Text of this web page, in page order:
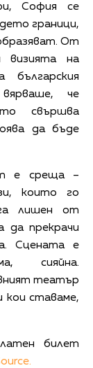
София се
граници,
От
визията на
че
свършва
да бъде
е среща –
които го
лишен от
да прекрачи
Сцената е
сияйна.
театър
кои ставаме,
билет